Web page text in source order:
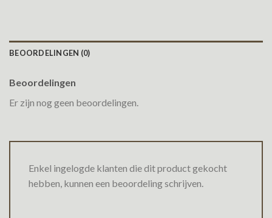
BEOORDELINGEN (0)
Beoordelingen
Er zijn nog geen beoordelingen.
Enkel ingelogde klanten die dit product gekocht
hebben, kunnen een beoordeling schrijven.